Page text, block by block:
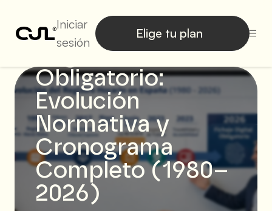
Iniciar
sesión
Elige tu plan
Registro Horario
Obligatorio:
Evolución
Normativa y
Cronograma
Completo (1980–
2026)